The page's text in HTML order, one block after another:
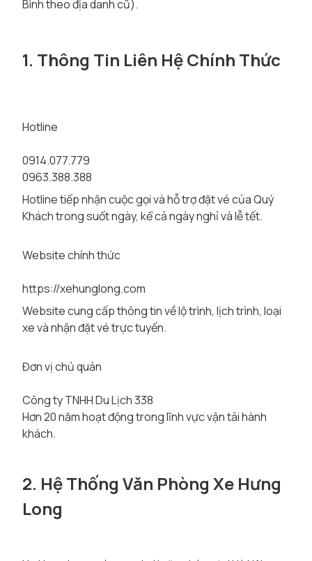
Bình theo địa danh cũ).
1. Thông Tin Liên Hệ Chính Thức
Hotline
0914.077.779
0963.388.388
Hotline tiếp nhận cuộc gọi và hỗ trợ đặt vé của Quý
Khách trong suốt ngày, kể cả ngày nghỉ và lễ tết.
Website chính thức
https://xehunglong.com
Website cung cấp thông tin về lộ trình, lịch trình, loại
xe và nhận đặt vé trực tuyến.
Đơn vị chủ quản
Công ty TNHH Du Lịch 338
Hơn 20 năm hoạt động trong lĩnh vực vận tải hành
khách.
2. Hệ Thống Văn Phòng Xe Hưng
Long